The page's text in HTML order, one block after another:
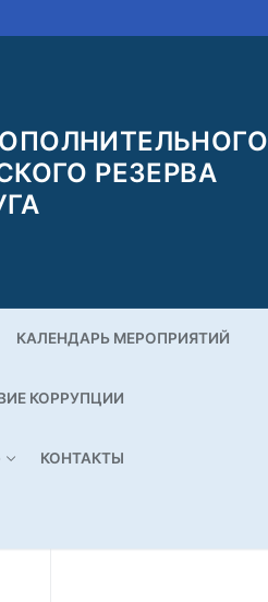
РЕЗЕРВА
КАЛЕНДАРЬ МЕРОПРИЯТИЙ
КОРРУПЦИИ
КОНТАКТЫ